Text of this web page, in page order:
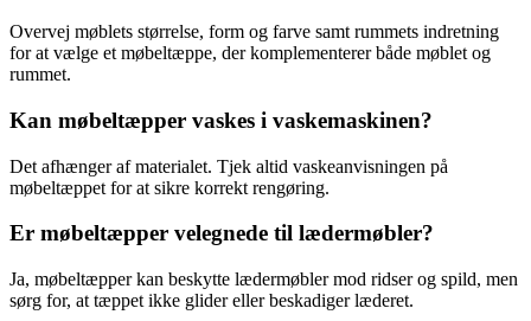
Overvej møblets størrelse, form og farve samt rummets indretning
for at vælge et møbeltæppe, der komplementerer både møblet og
rummet.
Kan møbeltæpper vaskes i vaskemaskinen?
Det afhænger af materialet. Tjek altid vaskeanvisningen på
møbeltæppet for at sikre korrekt rengøring.
Er møbeltæpper velegnede til lædermøbler?
Ja, møbeltæpper kan beskytte lædermøbler mod ridser og spild, men
sørg for, at tæppet ikke glider eller beskadiger læderet.